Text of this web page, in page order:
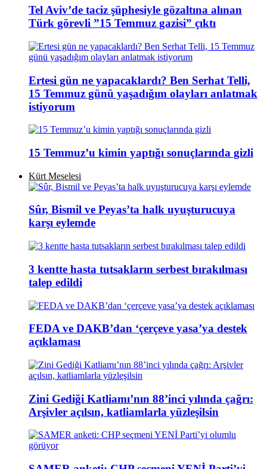
Tel Aviv’de taciz şüphesiyle gözaltına alınan
Türk görevli ”15 Temmuz gazisi” çıktı
Ertesi gün ne yapacaklardı? Ben Serhat Telli,
15 Temmuz günü yaşadığım olayları anlatmak
istiyorum
15 Temmuz’u kimin yaptığı sonuçlarında gizli
Kürt Meselesi
Sûr, Bismil ve Peyas’ta halk uyuşturucuya
karşı eylemde
3 kentte hasta tutsakların serbest bırakılması
talep edildi
FEDA ve DAKB’dan ‘çerçeve yasa’ya destek
açıklaması
Zini Gediği Katliamı’nın 88’inci yılında çağrı:
Arşivler açılsın, katliamlarla yüzleşilsin